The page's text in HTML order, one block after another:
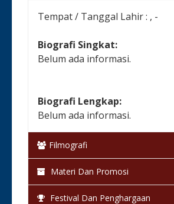
Tempat / Tanggal Lahir : , -
Biografi Singkat:
Belum ada informasi.
Biografi Lengkap:
Belum ada informasi.
Filmografi
Materi Dan Promosi
Festival Dan Penghargaan